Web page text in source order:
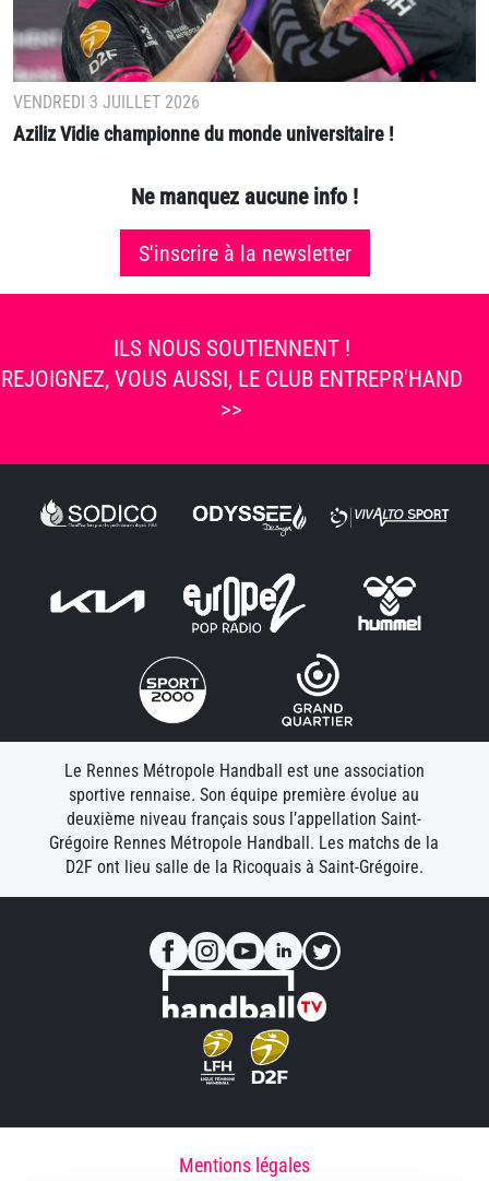
VENDREDI 3 JUILLET 2026
Aziliz Vidie championne du monde universitaire !
Ne manquez aucune info !
S'inscrire à la newsletter
ILS NOUS SOUTIENNENT !
REJOIGNEZ, VOUS AUSSI, LE CLUB ENTREPR'HAND
>>
Le Rennes Métropole Handball est une association
sportive rennaise. Son équipe première évolue au
deuxième niveau français sous l’appellation Saint-
Grégoire Rennes Métropole Handball. Les matchs de la
D2F ont lieu salle de la Ricoquais à Saint-Grégoire.
Mentions légales